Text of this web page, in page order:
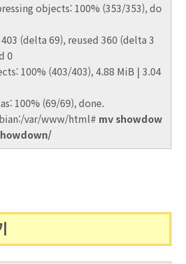
objects: 100% (353/353), do
(delta 69), reused 360 (delta 3
0
100% (403/403), 4.88 MiB | 3.04
100% (69/69), done.
var/www/html# mv showdow